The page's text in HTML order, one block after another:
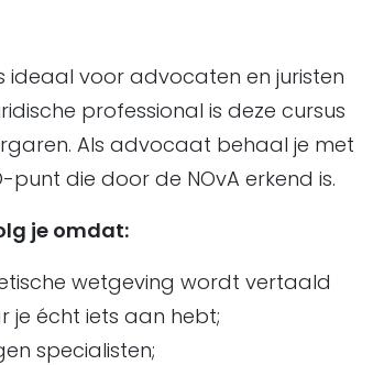
ideaal voor advocaten en juristen
professional is deze cursus
Als advocaat behaal je met
punt die door de NOvA erkend is.
je omdat:
wetgeving wordt vertaald
écht iets aan hebt;
specialisten;